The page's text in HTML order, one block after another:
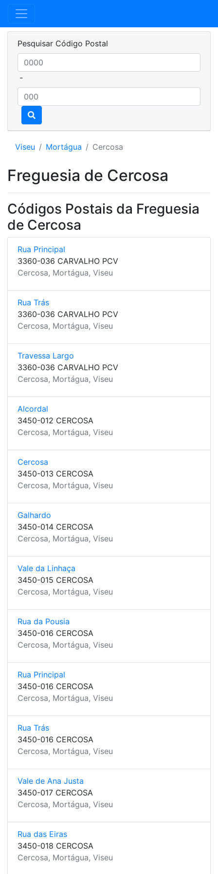
Pesquisar Código Postal
-
Viseu Mortágua Cercosa
Freguesia de Cercosa
Códigos Postais da Freguesia
de Cercosa
Rua Principal
3360-036 CARVALHO PCV
Cercosa, Mortágua, Viseu
Rua Trás
3360-036 CARVALHO PCV
Cercosa, Mortágua, Viseu
Travessa Largo
3360-036 CARVALHO PCV
Cercosa, Mortágua, Viseu
Alcordal
3450-012 CERCOSA
Cercosa, Mortágua, Viseu
Cercosa
3450-013 CERCOSA
Cercosa, Mortágua, Viseu
Galhardo
3450-014 CERCOSA
Cercosa, Mortágua, Viseu
Vale da Linhaça
3450-015 CERCOSA
Cercosa, Mortágua, Viseu
Rua da Pousia
3450-016 CERCOSA
Cercosa, Mortágua, Viseu
Rua Principal
3450-016 CERCOSA
Cercosa, Mortágua, Viseu
Rua Trás
3450-016 CERCOSA
Cercosa, Mortágua, Viseu
Vale de Ana Justa
3450-017 CERCOSA
Cercosa, Mortágua, Viseu
Rua das Eiras
3450-018 CERCOSA
Cercosa, Mortágua, Viseu